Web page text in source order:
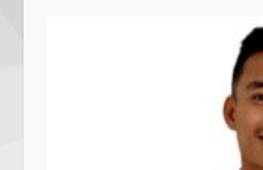
Bukan
Bencana